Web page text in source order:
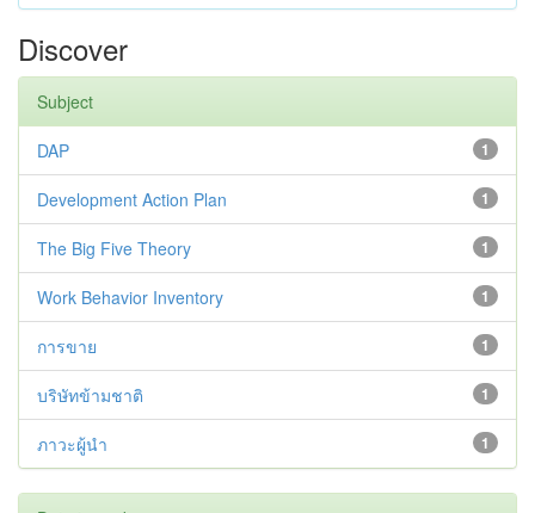
Discover
Subject
1
DAP
1
Development Action Plan
1
The Big Five Theory
1
Work Behavior Inventory
1
การขาย
1
บริษัทข้ามชาติ
1
ภาวะผู้นำ